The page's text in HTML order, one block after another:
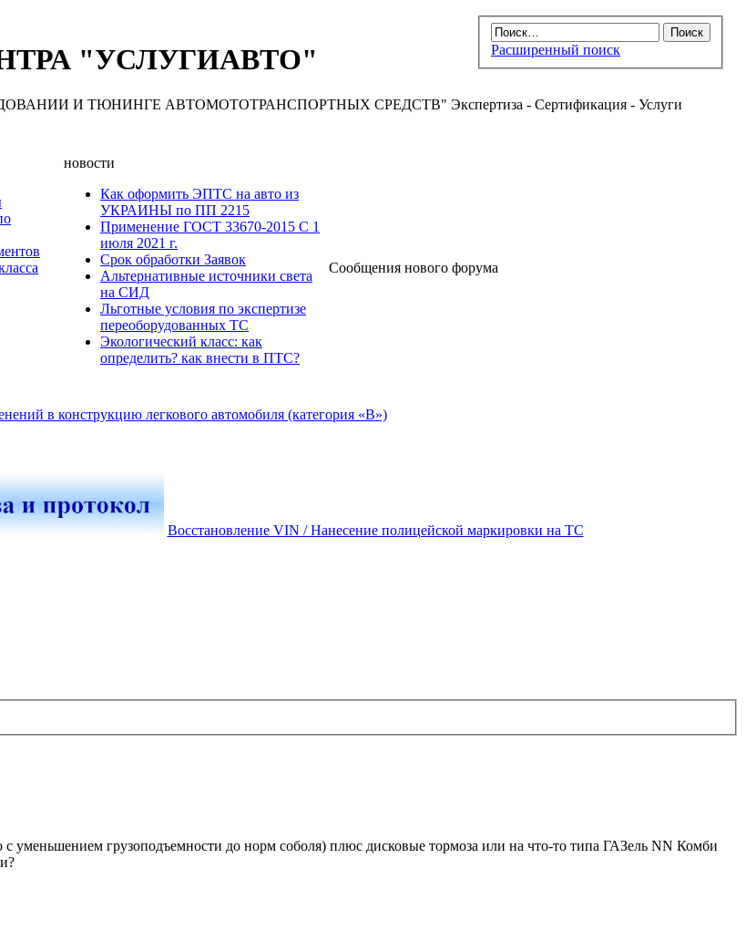
Расширенный поиск
"УСЛУГИАВТО"
И ТЮНИНГЕ АВТОМОТОТРАНСПОРТНЫХ СРЕДСТВ" Экспертиза - Сертификация - Услуги
новости
Как оформить ЭПТС на авто из
УКРАИНЫ по ПП 2215
Применение ГОСТ 33670-2015 С 1
июля 2021 г.
Срок обработки Заявок
Альтернативные источники света
на СИД
Льготные условия по экспертизе
переоборудованных ТС
Экологический класс: как
определить? как внести в ПТС?
Сообщения нового форума
в конструкцию легкового автомобиля (категория «В»)
Восстановление VIN / Нанесение полицейской маркировки на ТС
уменьшением грузоподъемности до норм соболя) плюс дисковые тормоза или на что-то типа ГАЗель NN Комби